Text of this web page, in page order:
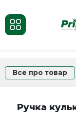
Все про товар
Ручка